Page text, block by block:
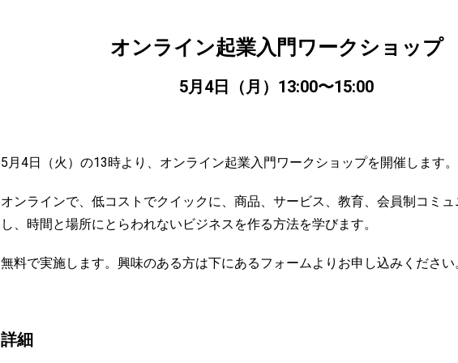
オンライン起業入門ワークショップ
5月4日（月）13:00〜15:00
5月4日（火）の13時より、オンライン起業入門ワークショップを開催します。
オンラインで、低コストでクイックに、商品、サービス、教育、会員制コミ
し、時間と場所にとらわれないビジネスを作る方法を学びます。
無料で実施します。興味のある方は下にあるフォームよりお申し込みください
詳細